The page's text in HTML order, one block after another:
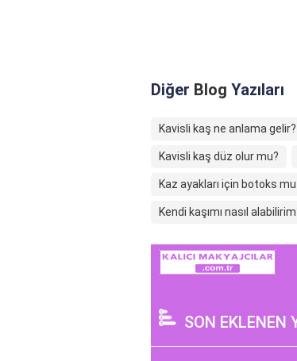
Diğer Blog Yazıları
Kavisli kaş ne anlama gelir?
Kavisli kaş düz olur mu?
Kaz ayakları için botoks
Kendi kaşımı nasıl
SON EKLENEN